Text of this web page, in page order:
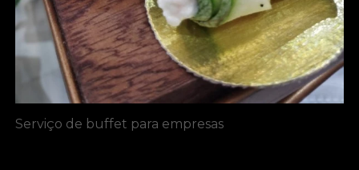
Serviço de buffet para empresas